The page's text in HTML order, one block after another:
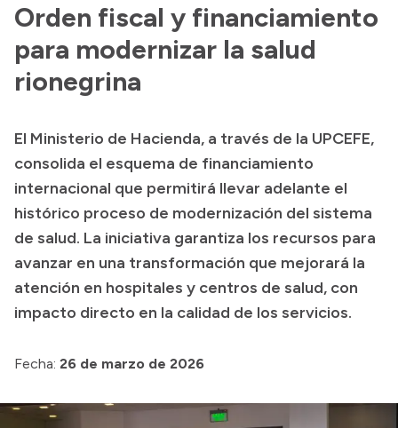
Delegaciones
Normativa
Presupuesto
Boletín Oficial
Compras y licitaciones
Consulta de expedientes
Consulta de pago a proveedores
Convocatorias
Intranet
Login
Orden fiscal y financiamiento
para modernizar la salud
rionegrina
El Ministerio de Hacienda, a través de la UPCEFE,
consolida el esquema de financiamiento
internacional que permitirá llevar adelante el
histórico proceso de modernización del sistema
de salud. La iniciativa garantiza los recursos para
avanzar en una transformación que mejorará la
atención en hospitales y centros de salud, con
impacto directo en la calidad de los servicios.
Fecha: 26 de marzo de 2026